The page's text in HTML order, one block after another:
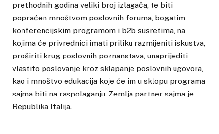
prethodnih godina veliki broj izlagača, te biti
popraćen mnoštvom poslovnih foruma, bogatim
konferencijskim programom i b2b susretima, na
kojima će privrednici imati priliku razmijeniti iskustva,
proširiti krug poslovnih poznanstava, unaprijediti
vlastito poslovanje kroz sklapanje poslovnih ugovora,
kao i mnoštvo edukacija koje će im u sklopu programa
sajma biti na raspolaganju. Zemlja partner sajma je
Republika Italija.